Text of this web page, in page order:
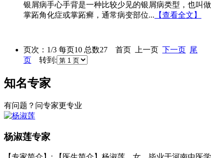
银屑病手心手背是一种比较少见的银屑病类型，也叫做
掌跖角化症或掌跖癣，通常病变部位... 【查看全文】
页次：1/3 每页10 总数27 首页 上一页 下一页 尾
页 转到:
知名专家
有问题？问专家更专业
杨淑莲专家